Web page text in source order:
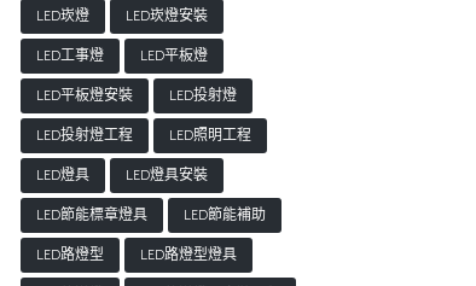
LED崁燈
LED崁燈安裝
LED工事燈
LED平板燈
LED平板燈安裝
LED投射燈
LED投射燈工程
LED照明工程
LED燈具
LED燈具安裝
LED節能標章燈具
LED節能補助
LED路燈型
LED路燈型燈具